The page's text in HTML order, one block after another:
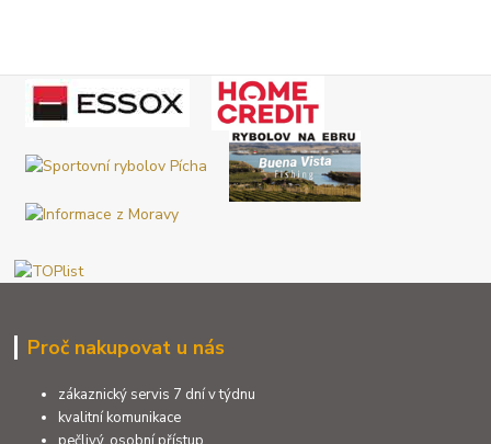
Proč nakupovat u nás
zákaznický servis 7 dní v týdnu
kvalitní komunikace